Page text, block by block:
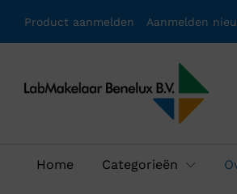
Product aanmelden Aanmelden
Home Categorieën